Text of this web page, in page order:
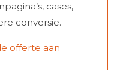
cases,
conversie.
offerte aan